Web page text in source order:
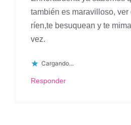
también es maravilloso,
ríen,te besuquean y te
vez.
Cargando...
Responder